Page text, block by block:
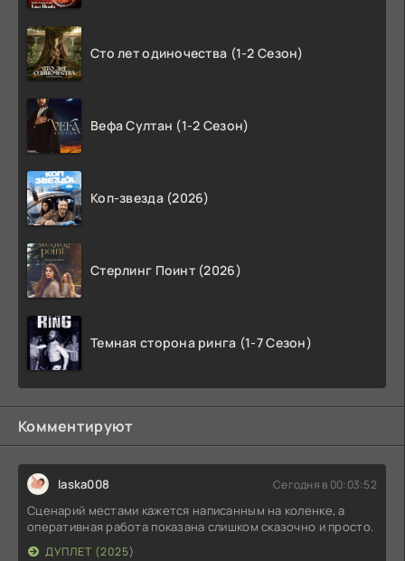
Сто лет одиночества (1-2 Сезон)
Вефа Султан (1-2 Сезон)
Коп-звезда (2026)
Стерлинг Поинт (2026)
Темная сторона ринга (1-7 Сезон)
Комментируют
laska008 Сегодня в 00:03:52
Сценарий местами кажется написанным на коленке, а
оперативная работа показана слишком сказочно и просто.
ДУПЛЕТ (2025)